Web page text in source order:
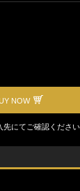
NOW
にてご確認ください